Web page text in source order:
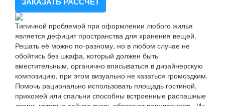
Типичной проблемой при оформлении любого жилья
является дефицит пространства для хранения вещей.
Решать её можно по-разному, но в любом случае не
обойтись без шкафа, который должен быть
вместительным, органично вписываться в дизайнерскую
композицию, при этом визуально не казаться громоздким.
Помочь рационально использовать площадь гостиной,
прихожей или спальни способны встроенные распашные